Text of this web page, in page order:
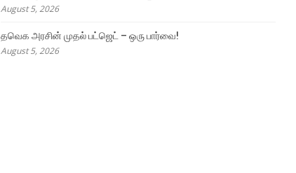
August 5, 2026
தவெக அரசின் முதல் பட்ஜெட் – ஒரு பார்வை!
August 5, 2026